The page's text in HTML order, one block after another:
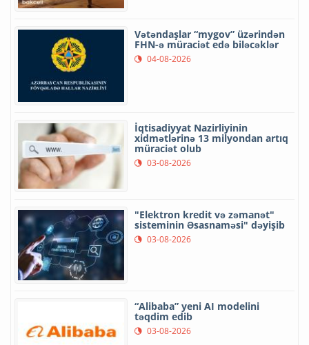
Vətəndaşlar “mygov” üzərindən
FHN-ə müraciət edə biləcəklər
04-08-2026
İqtisadiyyat Nazirliyinin
xidmətlərinə 13 milyondan artıq
müraciət olub
03-08-2026
"Elektron kredit və zəmanət"
sisteminin Əsasnaməsi" dəyişib
03-08-2026
“Alibaba” yeni AI modelini
təqdim edib
03-08-2026